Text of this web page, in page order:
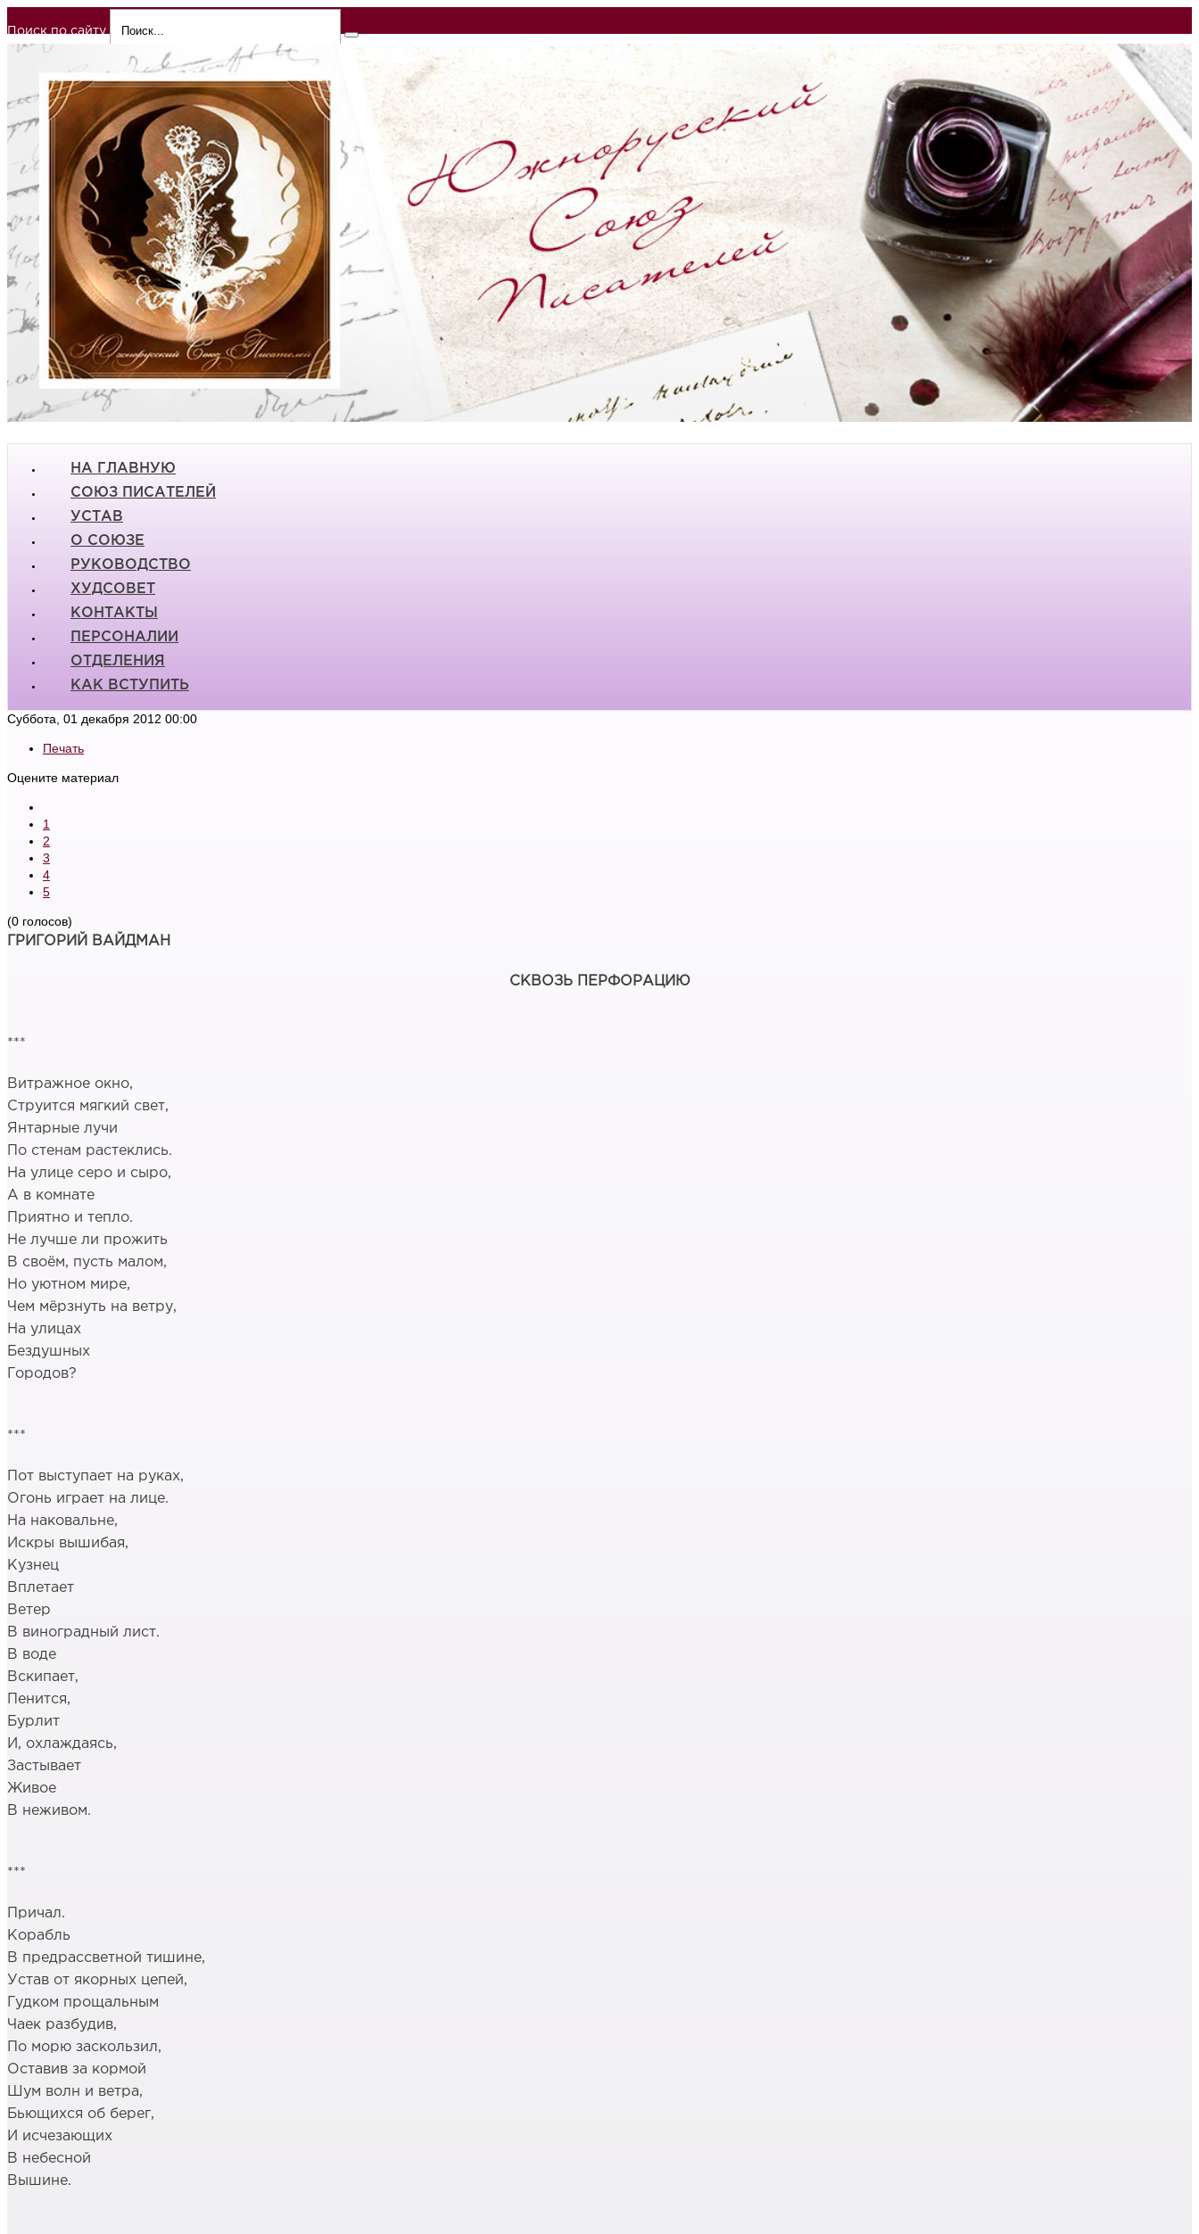
Поиск по сайту
НА ГЛАВНУЮ
СОЮЗ ПИСАТЕЛЕЙ
УСТАВ
О СОЮЗЕ
РУКОВОДСТВО
ХУДСОВЕТ
КОНТАКТЫ
ПЕРСОНАЛИИ
ОТДЕЛЕНИЯ
КАК ВСТУПИТЬ
Суббота, 01 декабря 2012 00:00
Печать
Оцените материал
1
2
3
4
5
(0 голосов)
ГРИГОРИЙ ВАЙДМАН
СКВОЗЬ ПЕРФОРАЦИЮ
***
Витражное окно,
Струится мягкий свет,
Янтарные лучи
По стенам растеклись.
На улице серо и сыро,
А в комнате
Приятно и тепло.
Не лучше ли прожить
В своём, пусть малом,
Но уютном мире,
Чем мёрзнуть на ветру,
На улицах
Бездушных
Городов?
***
Пот выступает на руках,
Огонь играет на лице.
На наковальне,
Искры вышибая,
Кузнец
Вплетает
Ветер
В виноградный лист.
В воде
Вскипает,
Пенится,
Бурлит
И, охлаждаясь,
Застывает
Живое
В неживом.
***
Причал.
Корабль
В предрассветной тишине,
Устав от якорных цепей,
Гудком прощальным
Чаек разбудив,
По морю заскользил,
Оставив за кормой
Шум волн и ветра,
Бьющихся об берег,
И исчезающих
В небесной
Вышине.